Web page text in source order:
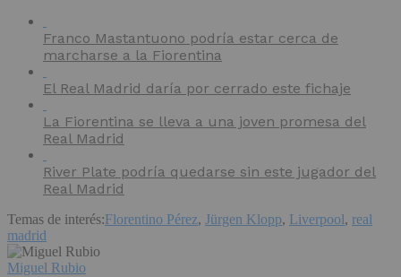
Franco Mastantuono podría estar cerca de
marcharse a la Fiorentina
El Real Madrid daría por cerrado este fichaje
La Fiorentina se lleva a una joven promesa del
Real Madrid
River Plate podría quedarse sin este jugador del
Real Madrid
Temas de interés:Florentino Pérez, Jürgen Klopp, Liverpool, real
madrid
Miguel Rubio